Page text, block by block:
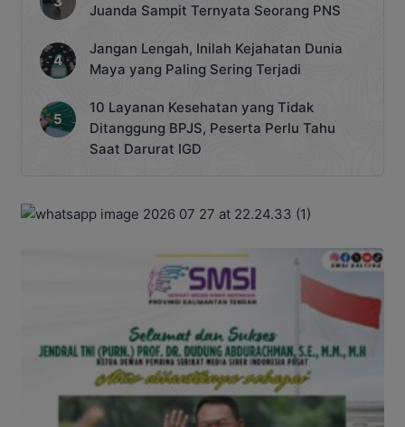
Juanda Sampit Ternyata Seorang PNS
Jangan Lengah, Inilah Kejahatan Dunia
Maya yang Paling Sering Terjadi
10 Layanan Kesehatan yang Tidak
Ditanggung BPJS, Peserta Perlu Tahu
Saat Darurat IGD